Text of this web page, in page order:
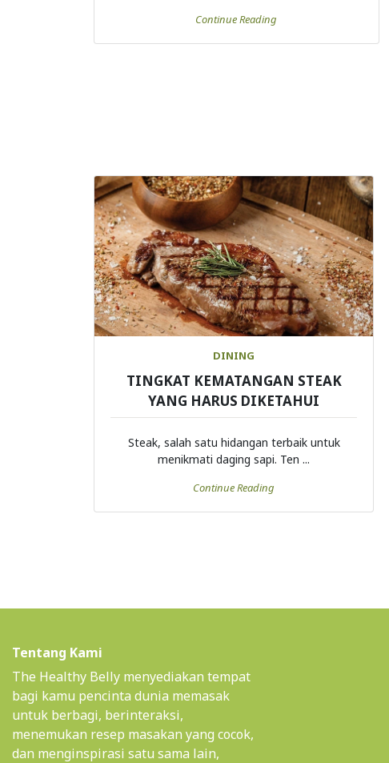
Continue Reading
DINING
TINGKAT KEMATANGAN STEAK
YANG HARUS DIKETAHUI
Steak, salah satu hidangan terbaik untuk
menikmati daging sapi. Ten ...
Continue Reading
Tentang Kami
The Healthy Belly menyediakan tempat
bagi kamu pencinta dunia memasak
untuk berbagi, berinteraksi,
menemukan resep masakan yang cocok,
dan menginspirasi satu sama lain,